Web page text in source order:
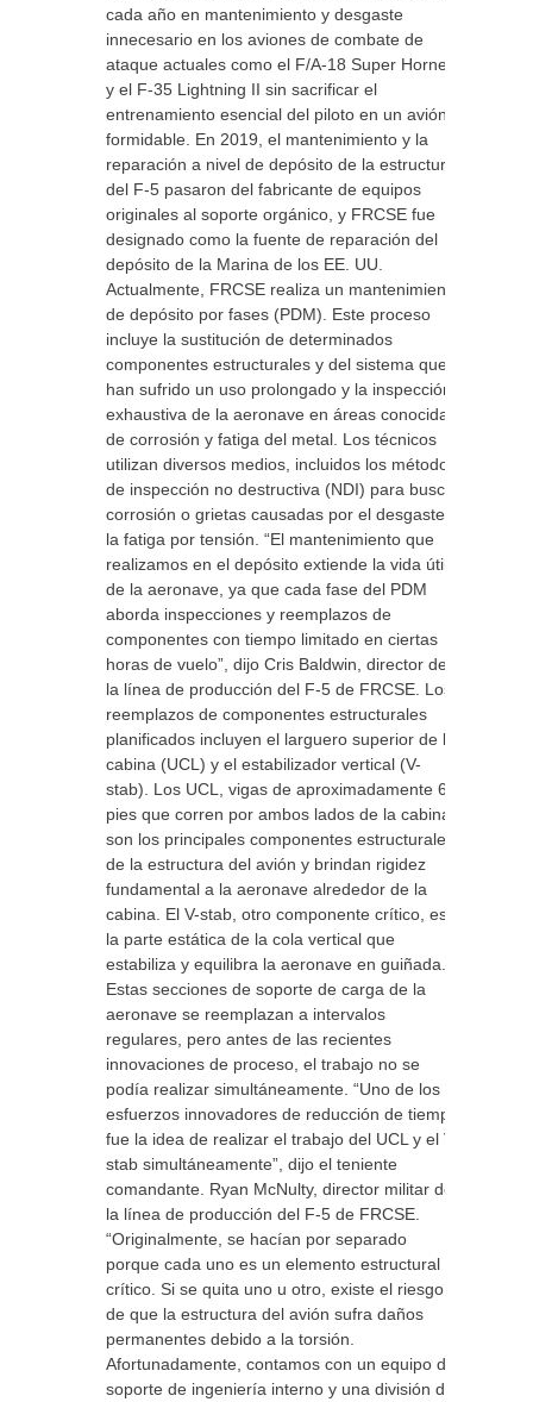
cada año en mantenimiento y desgaste
innecesario en los aviones de combate de
ataque actuales como el F/A-18 Super Hornet
y el F-35 Lightning II sin sacrificar el
entrenamiento esencial del piloto en un avión
formidable. En 2019, el mantenimiento y la
reparación a nivel de depósito de la estructura
del F-5 pasaron del fabricante de equipos
originales al soporte orgánico, y FRCSE fue
designado como la fuente de reparación del
depósito de la Marina de los EE. UU.
Actualmente, FRCSE realiza un mantenimiento
de depósito por fases (PDM). Este proceso
incluye la sustitución de determinados
componentes estructurales y del sistema que
han sufrido un uso prolongado y la inspección
exhaustiva de la aeronave en áreas conocidas
de corrosión y fatiga del metal. Los técnicos
utilizan diversos medios, incluidos los métodos
de inspección no destructiva (NDI) para buscar
corrosión o grietas causadas por el desgaste y
la fatiga por tensión. “El mantenimiento que
realizamos en el depósito extiende la vida útil
de la aeronave, ya que cada fase del PDM
aborda inspecciones y reemplazos de
componentes con tiempo limitado en ciertas
horas de vuelo”, dijo Cris Baldwin, director de
la línea de producción del F-5 de FRCSE. Los
reemplazos de componentes estructurales
planificados incluyen el larguero superior de la
cabina (UCL) y el estabilizador vertical (V-
stab). Los UCL, vigas de aproximadamente 6
pies que corren por ambos lados de la cabina,
son los principales componentes estructurales
de la estructura del avión y brindan rigidez
fundamental a la aeronave alrededor de la
cabina. El V-stab, otro componente crítico, es
la parte estática de la cola vertical que
estabiliza y equilibra la aeronave en guiñada.
Estas secciones de soporte de carga de la
aeronave se reemplazan a intervalos
regulares, pero antes de las recientes
innovaciones de proceso, el trabajo no se
podía realizar simultáneamente. “Uno de los
esfuerzos innovadores de reducción de tiempo
fue la idea de realizar el trabajo del UCL y el V-
stab simultáneamente”, dijo el teniente
comandante. Ryan McNulty, director militar de
la línea de producción del F-5 de FRCSE.
“Originalmente, se hacían por separado
porque cada uno es un elemento estructural
crítico. Si se quita uno u otro, existe el riesgo
de que la estructura del avión sufra daños
permanentes debido a la torsión.
Afortunadamente, contamos con un equipo de
soporte de ingeniería interno y una división de